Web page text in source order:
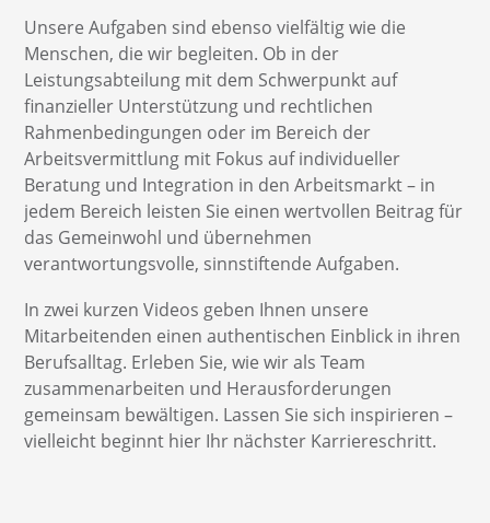
Unsere Aufgaben sind ebenso vielfältig wie die
Menschen, die wir begleiten. Ob in der
Leistungsabteilung mit dem Schwerpunkt auf
finanzieller Unterstützung und rechtlichen
Rahmenbedingungen oder im Bereich der
Arbeitsvermittlung mit Fokus auf individueller
Beratung und Integration in den Arbeitsmarkt – in
jedem Bereich leisten Sie einen wertvollen Beitrag für
das Gemeinwohl und übernehmen
verantwortungsvolle, sinnstiftende Aufgaben.
In zwei kurzen Videos geben Ihnen unsere
Mitarbeitenden einen authentischen Einblick in ihren
Berufsalltag. Erleben Sie, wie wir als Team
zusammenarbeiten und Herausforderungen
gemeinsam bewältigen. Lassen Sie sich inspirieren –
vielleicht beginnt hier Ihr nächster Karriereschritt.